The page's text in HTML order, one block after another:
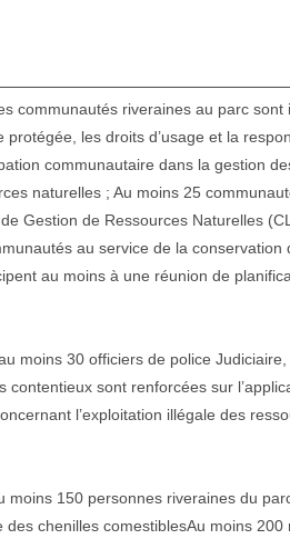
communautés riveraines au parc
protégée, les droits d’usage et la
communautaire dans la gestion
naturelles ; Au moins 25
Gestion de Ressources Naturelles
au service de la
au moins à une réunion de
moins 30 officiers de police
sont renforcées sur
l’exploitation illégale des
moins 150 personnes riveraines du
des chenilles comestiblesAu moins